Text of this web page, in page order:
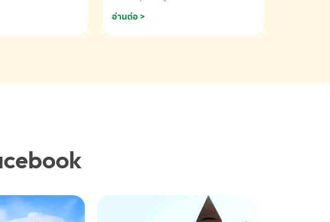
ริมทักษะการฟัง
ามข้อมูลเพิ่มเติม
อ่านต่อ >